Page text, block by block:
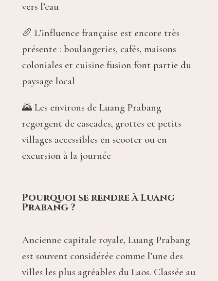
vers l’eau
🥖 L’influence française est encore très
présente : boulangeries, cafés, maisons
coloniales et cuisine fusion font partie du
paysage local
🌄 Les environs de Luang Prabang
regorgent de cascades, grottes et petits
villages accessibles en scooter ou en
excursion à la journée
Pourquoi se rendre à Luang
Prabang ?
Ancienne capitale royale, Luang Prabang
est souvent considérée comme l’une des
villes les plus agréables du Laos. Classée au